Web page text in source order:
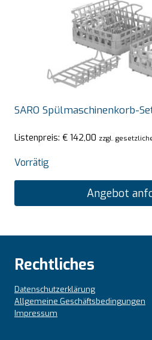
SARO Spülmaschinenkorb-
Listenpreis: € 142,00 zzgl.
Vorrätig
Angebot
Rechtliches
Datenschutzerklärung
Allgemeine Geschäftsbedingungen
Impressum